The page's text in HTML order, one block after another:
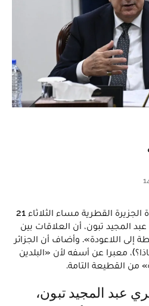
في تصريحات جديدة على قناة الجزيرة القطرية مساء الثلاثاء 21
المجيد تبون، أن العلاقات بين
إلى اللاعودة». وأضاف أن الجزائر
معبرا عن أسفه لأن «البلدين
من القطيعة التامة.